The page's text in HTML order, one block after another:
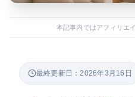
本記事内ではアフィリエ
最終更新日：2026年3月16日